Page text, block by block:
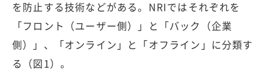
を防止する技術などがある。NRIではそれぞれを
「フロント（ユーザー側）」と「バック（企業
側）」、「オンライン」と「オフライン」に分類す
る（図1）。